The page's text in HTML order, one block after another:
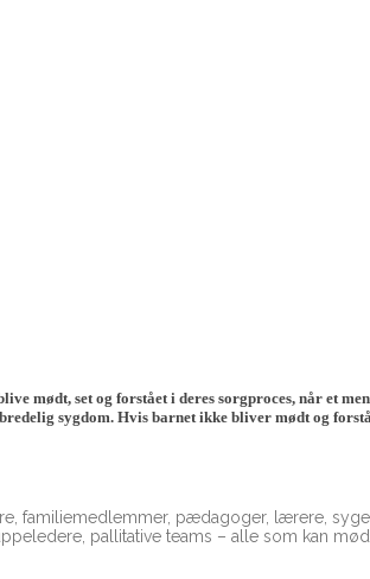
mødt, set og forstået i deres sorgproces, når et
sygdom. Hvis barnet ikke bliver mødt og
familiemedlemmer, pædagoger, lærere,
pallitative teams – alle som kan